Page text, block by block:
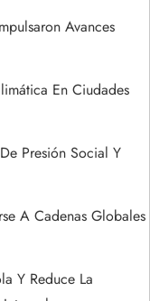
Avances
En Ciudades
Presión Social Y
A Cadenas Globales
Y Reduce La